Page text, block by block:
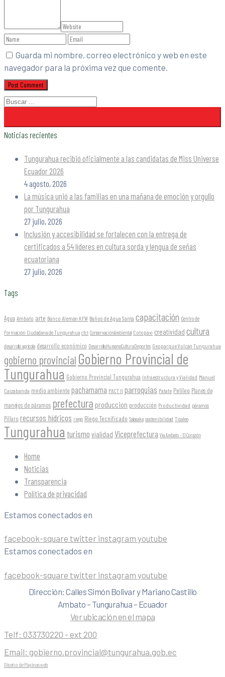
Guarda mi nombre, correo electrónico y web en este
navegador para la próxima vez que comente.
Noticias recientes
Tungurahua recibió oficialmente a las candidatas de Miss Universe
Ecuador 2026
4 agosto, 2026
La música unió a las familias en una mañana de emoción y orgullo
por Tungurahua
27 julio, 2026
Inclusión y accesibilidad se fortalecen con la entrega de
certificados a 54 líderes en cultura sorda y lengua de señas
ecuatoriana
27 julio, 2026
Tags
Agua Ambato arte Banco Alemán KFW Baños de Agua Santa capacitación Centro de
Formación Ciudadana de Tungurahua cfct ConservaciónAmbiental Cotopaxi creatividad cultura
desarrollo agrícola desarrollo económico DesarrolloHumanoCulturaDeportes Geoparque Volcán Tungurahua
gobierno provincial Gobierno Provincial de
Tungurahua Gobierno Provincial Tungurahua Infraestructura y Vialidad Manuel
Caizabanda medio ambiente pachamama PACT II parroquias Patate Pelileo Planes de
manejos de páramos prefectura produccion producción Productividad páramos
Píllaro recursos hídricos riego Riego Tecnificado Salasaka sostenibilidad Tisaleo
Tungurahua turismo vialidad Viceprefectura Vía Ambato - El Corazón
Home
Noticias
Transparencia
Política de privacidad
Estamos conectados en
facebook-square twitter instagram youtube
Estamos conectados en
facebook-square twitter instagram youtube
Dirección: Calles Simón Bolivar y Mariano Castillo
Ambato – Tungurahua – Ecuador
Ver ubicación en el mapa
Telf: 033730220 - ext 200
Email: gobierno.provincial@tungurahua.gob.ec
Diseño de Páginas web